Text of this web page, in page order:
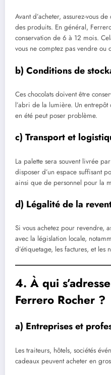
Avant d’acheter, assurez-vous
des produits. En général,
conservation de 6 à 12 mois.
vous ne comptez pas vendre ou
b) Conditions de
Ces chocolats doivent être
l’abri de la lumière. Un
en été peut poser problème.
c) Transport et
La palette sera souvent livrée
disposer d’un espace suffisant
ainsi que de personnel pour la
d) Légalité de la
Si vous achetez pour revendre,
avec la législation locale,
d’étiquetage, les factures, et les
4. À qui
Ferrero Rocher ?
a) Entreprises et
Les traiteurs, hôtels, sociétés
cadeaux peuvent acheter en